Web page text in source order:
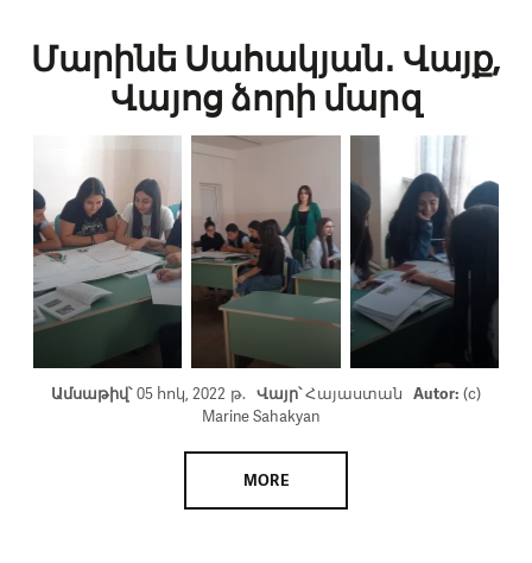
Մարինե Սահակյան․ Վայք,
Վայոց ձորի մարզ
Ամսաթիվ՝05 հոկ, 2022 թ. Վայր՝Հայաստան Autor: (c)
Marine Sahakyan
MORE